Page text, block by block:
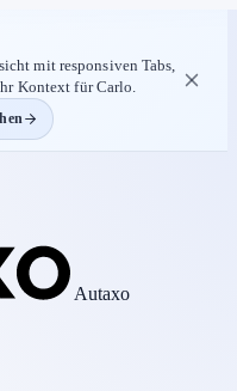
mit responsiven Tabs,
Kontext für Carlo.
Autaxo